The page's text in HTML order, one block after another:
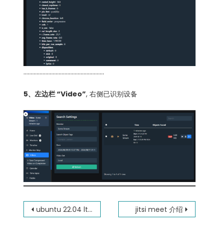
……………………………………………….
5、左边栏 “Video”, 右侧已识别设备
文ubuntu 22.04 lts 安装 jitsi meet 介绍